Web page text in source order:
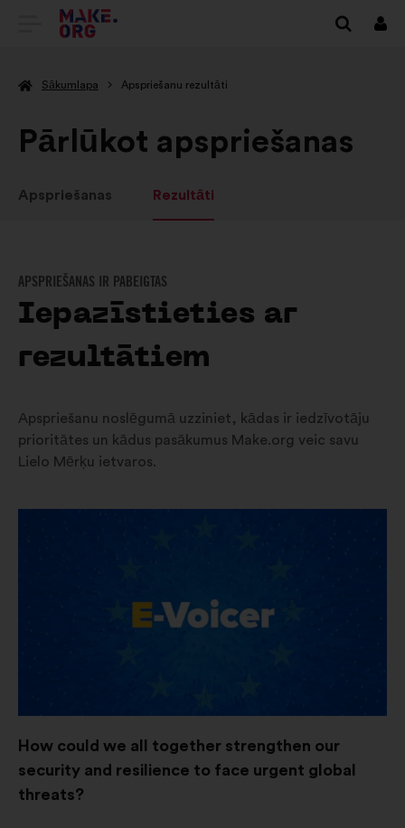
DOTIES
VIETNES
MAKE.ORG
SĀKUMLAPU
Sākumlapa Apspriešanu rezultāti
Pārlūkot apspriešanas
Apspriešanas Rezultāti
APSPRIEŠANAS IR PABEIGTAS
Iepazīstieties ar
rezultātiem
Apspriešanu noslēgumā uzziniet, kādas ir iedzīvotāju
prioritātes un kādus pasākumus Make.org veic savu
Lielo Mērķu ietvaros.
How could we all together strengthen our
security and resilience to face urgent global
threats?